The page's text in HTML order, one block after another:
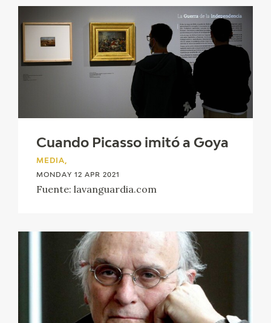
Cuando Picasso imitó a Goya
MEDIA,
MONDAY 12 APR 2021
Fuente: lavanguardia.com